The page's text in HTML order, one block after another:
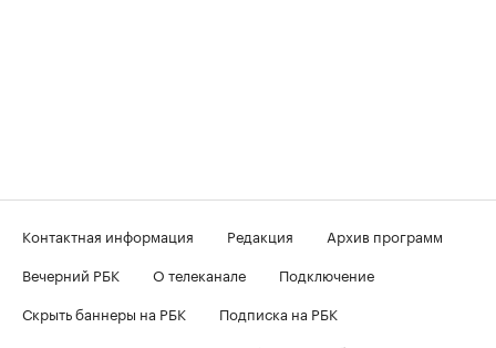
Контактная информация Редакция
Архив программ
Вечерний РБК
О телеканале
Подключение
Скрыть баннеры на РБК
Подписка на РБК